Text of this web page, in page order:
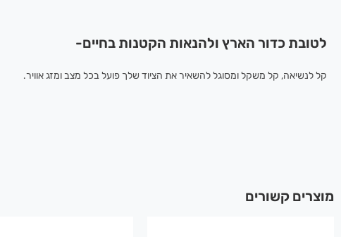
לטובת כדור הארץ ולהנאות הקטנות בחיים-
קל לנשיאה, קל משקל ומסוגל להשאיר את הציוד שלך פועל בכל מצב ומזג אוויר.
מוצרים קשורים